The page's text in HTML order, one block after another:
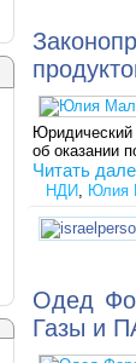
об оказании
Читать
НДИ, Юлия
Одед
Газы и